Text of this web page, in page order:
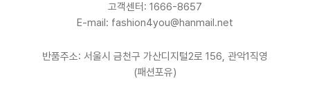
고객센터: 1666-8657
E-mail: fashion4you@hanmail.net
반품주소: 서울시 금천구 가산디지털2로 156, 관악1직영
(패션포유)